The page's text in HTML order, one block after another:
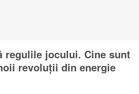
regulile jocului. Cine sunt
revoluții din energie